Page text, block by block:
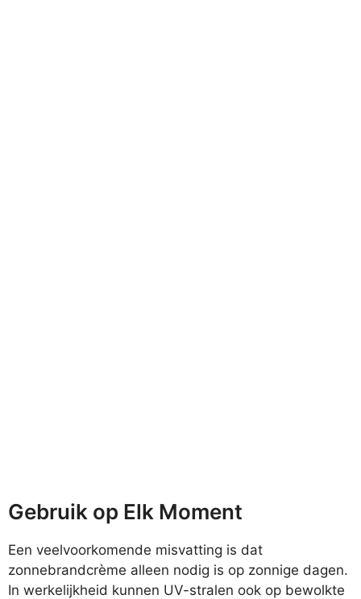
Gebruik op Elk Moment
Een veelvoorkomende misvatting is dat
zonnebrandcrème alleen nodig is op zonnige dagen.
In werkelijkheid kunnen UV-stralen ook op bewolkte